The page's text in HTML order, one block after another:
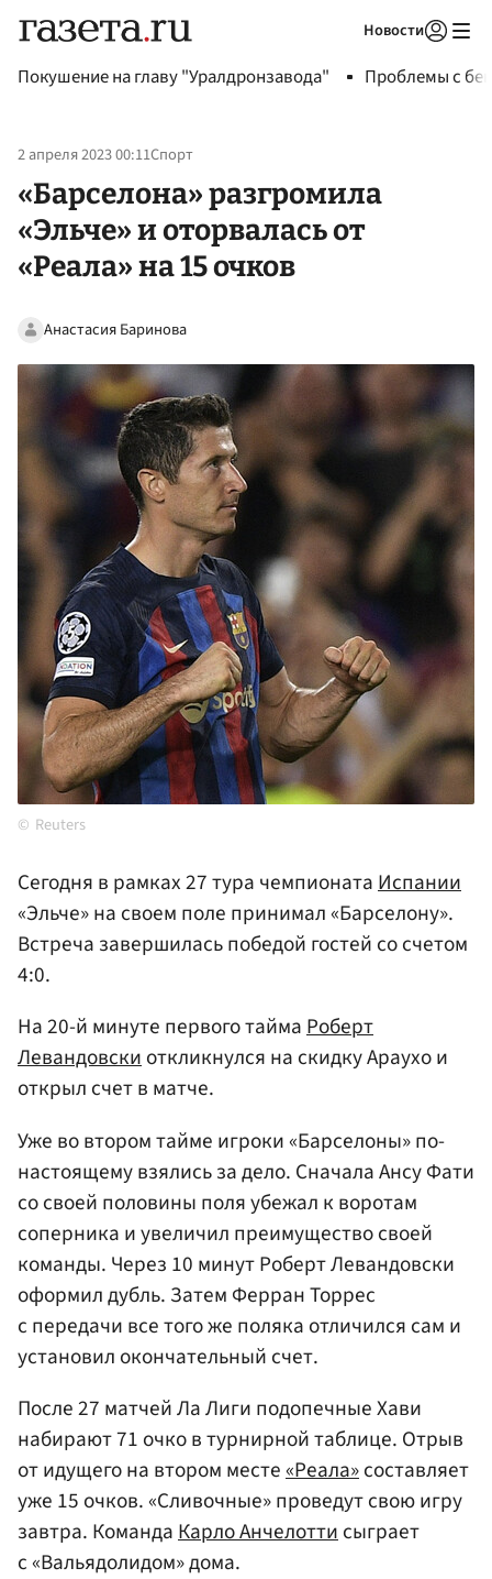
Новости
Покушение на главу "Уралдронзавода" Проблемы с
2 апреля 2023 00:11Спорт
«Барселона» разгромила
«Эльче» и оторвалась от
«Реала» на 15 очков
Анастасия Баринова
Reuters
Сегодня в рамках 27 тура чемпионатаИспании
«Эльче» на своем поле принимал «Барселону».
Встреча завершилась победой гостей со счетом
4:0.
На 20-й минуте первого таймаРоберт
Левандовскиоткликнулся на скидку Араухо и
открыл счет в матче.
Уже во втором тайме игроки «Барселоны» по-
настоящему взялись за дело. Сначала Ансу Фати
со своей половины поля убежал к воротам
соперника и увеличил преимущество своей
команды. Через 10 минут Роберт Левандовски
оформил дубль. Затем Ферран Торрес
с передачи все того же поляка отличился сам и
установил окончательный счет.
После 27 матчей Ла Лиги подопечные Хави
набирают 71 очко в турнирной таблице. Отрыв
от идущего на втором месте«Реала»составляет
уже 15 очков. «Сливочные» проведут свою игру
завтра. КомандаКарло Анчелоттисыграет
с «Вальядолидом» дома.